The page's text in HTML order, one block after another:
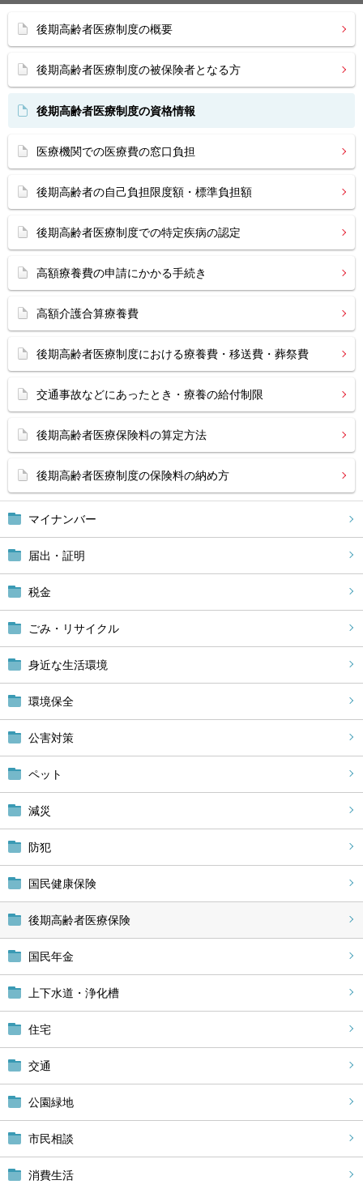
マイナンバー
届出・証明
税金
ごみ・リサイクル
身近な生活環境
環境保全
公害対策
ペット
減災
防犯
国民健康保険
後期高齢者医療保険
国民年金
上下水道・浄化槽
住宅
交通
公園緑地
市民相談
消費生活
後期高齢者医療制度の概要
後期高齢者医療制度の被保険者となる方
後期高齢者医療制度の資格情報
医療機関での医療費の窓口負担
後期高齢者の自己負担限度額・標準負担額
後期高齢者医療制度での特定疾病の認定
高額療養費の申請にかかる手続き
高額介護合算療養費
後期高齢者医療制度における療養費・移送費・葬祭費
交通事故などにあったとき・療養の給付制限
後期高齢者医療保険料の算定方法
後期高齢者医療制度の保険料の納め方